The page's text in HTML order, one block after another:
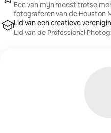
Een van mijn meest trotse
fotograferen van de Houston
Lid van een creatieve
Lid van de Professional